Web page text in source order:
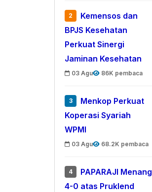
2
Kemensos dan
BPJS Kesehatan
Perkuat Sinergi
Jaminan Kesehatan
03 Agu 86K pembaca
3
Menkop Perkuat
Koperasi Syariah
WPMI
03 Agu 68.2K pembaca
4
PAPARAJI Menang
4-0 atas Pruklend